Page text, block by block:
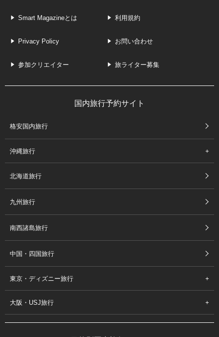
Smart Magazineとは 利用規約
Privacy Policy お問い合わせ
参加クリエイター 旅ライター募集
国内旅行予約サイト
格安国内旅行
沖縄旅行
北海道旅行
九州旅行
南西諸島旅行
中国・四国旅行
東京・ディズニー旅行
大阪・USJ旅行